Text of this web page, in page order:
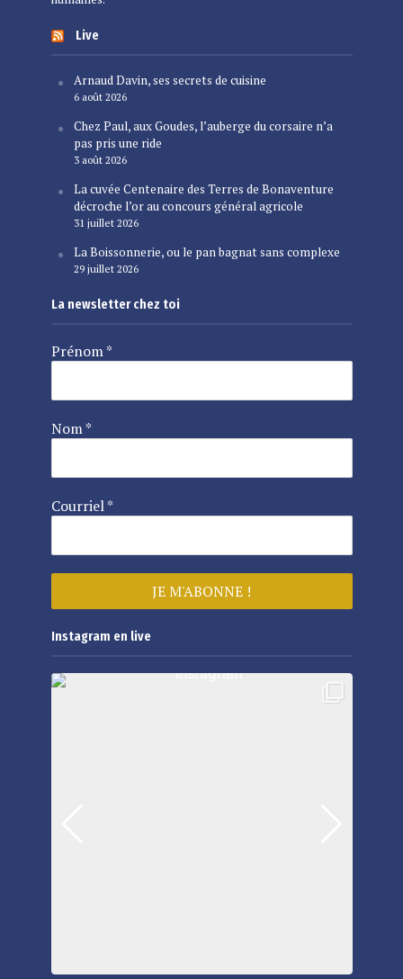
Live
Arnaud Davin, ses secrets de cuisine
6 août 2026
Chez Paul, aux Goudes, l’auberge du corsaire n’a
pas pris une ride
3 août 2026
La cuvée Centenaire des Terres de Bonaventure
décroche l’or au concours général agricole
31 juillet 2026
La Boissonnerie, ou le pan bagnat sans complexe
29 juillet 2026
La newsletter chez toi
Prénom*
Nom*
Courriel*
Instagram en live